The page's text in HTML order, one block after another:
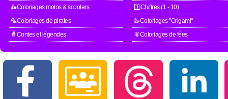
🛵Coloriages motos & scooters
1️⃣Chiffres (1 - 10)
🦜Coloriages de pirates
🦢Coloriages "Origami"
🧙Contes et légendes
🧚Coloriages de fées